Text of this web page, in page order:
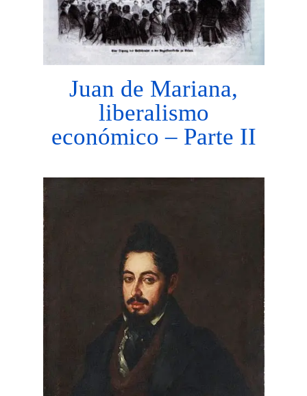
Juan de Mariana,
liberalismo
económico – Parte II